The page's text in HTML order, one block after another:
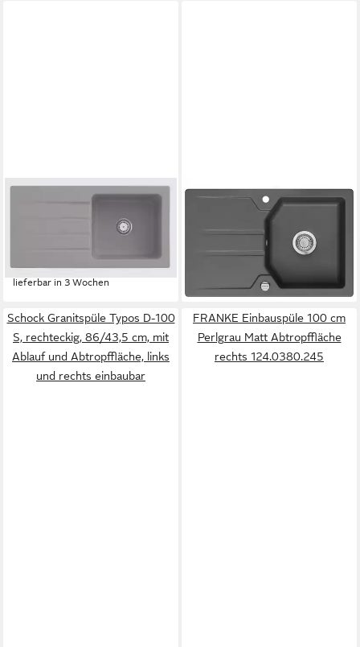
VILLEROY & BOCH
Rechteckig, 100/22 cm,
838,60 €
lieferbar in 3 Wochen
SYSTEMCERAM
Küchenspüle, rechteckig,
80/51 cm, (1 St)
418,99 €
Schock Granitspüle Typos D-100
S, rechteckig, 86/43,5 cm, mit
Ablauf und Abtropffläche, links
und rechts einbaubar
FRANKE Einbauspüle 100 cm
Perlgrau Matt Abtropffläche
rechts 124.0380.245